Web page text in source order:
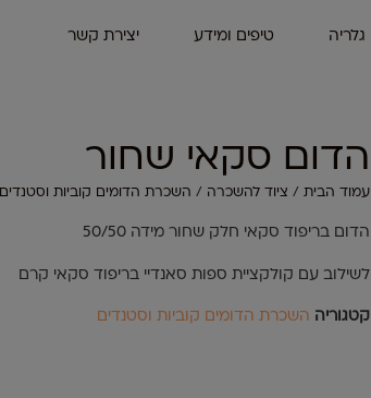
גלריה טיפים ומידע יצירת קשר
הדום סקאי שחור
עמוד הבית / ציוד להשכרה / השכרת הדומים קוביות וסטנדים
הדום בריפוד סקאי חלק שחור מידה 50/50
לשילוב עם קולקציית ספות סאנדיי בריפוד סקאי קרם
קטגוריה השכרת הדומים קוביות וסטנדים